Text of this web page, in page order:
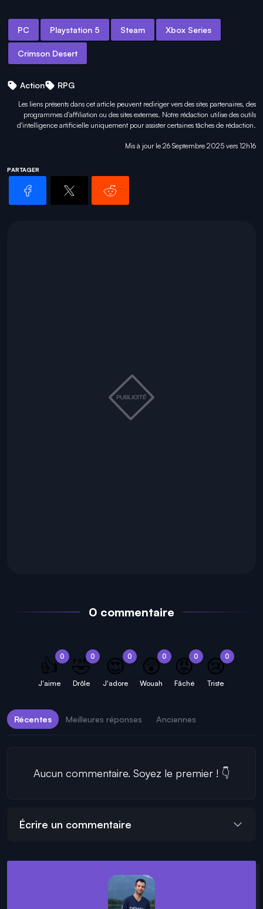
PC Playstation 5 Steam Xbox Series
Crimson Desert
Action RPG
Les liens présents dans cet article peuvent rediriger vers des sites partenaires, des
programmes d'affiliation ou des sites externes. Notre rédaction utilise des outils
d'intelligence artificielle uniquement pourassister certaines tâches de rédaction.
Mis à jour le 26 Septembre 2025 vers 12h16
PARTAGER
0 commentaire
0
👍
J'aime
0
🤣
Drôle
0
😍
J'adore
0
😲
Wouah
0
😡
Fâché
0
😢
Triste
Récentes Meilleures réponses Anciennes
Aucun commentaire. Soyez le premier ! 👇
Écrire un commentaire